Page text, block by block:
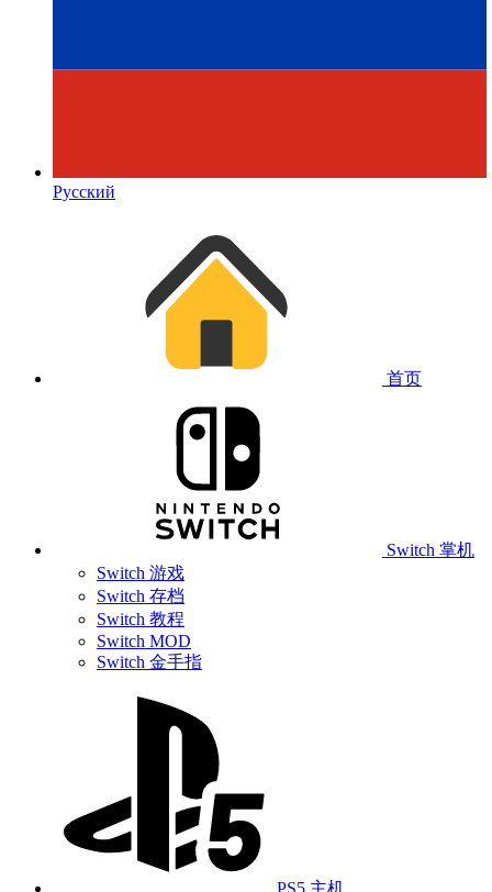
Русский
首页
Switch 掌机
Switch 游戏
Switch 存档
Switch 教程
Switch MOD
Switch 金手指